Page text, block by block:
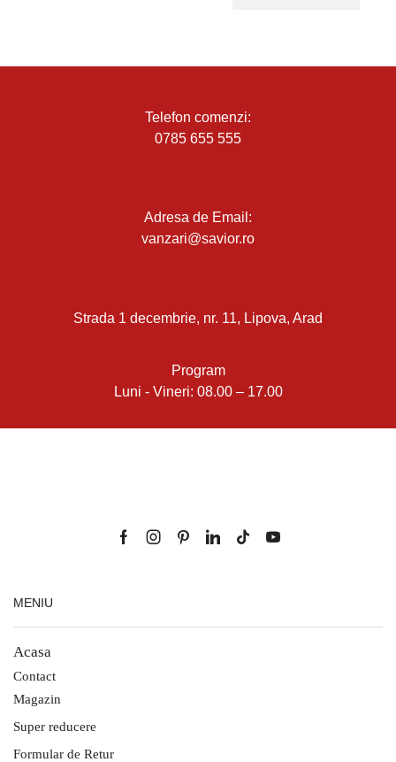
Telefon comenzi:
0785 655 555
Adresa de Email:
vanzari@savior.ro
Strada 1 decembrie, nr. 11, Lipova, Arad
Program
Luni - Vineri: 08.00 – 17.00
MENIU
Acasa
Contact
Magazin
Super reducere
Formular de Retur